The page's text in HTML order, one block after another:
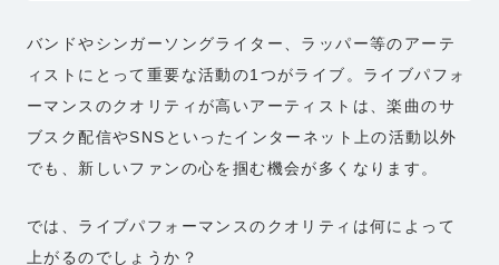
バンドやシンガーソングライター、ラッパー等のアーテ
ィストにとって重要な活動の1つがライブ。ライブパフォ
ーマンスのクオリティが高いアーティストは、楽曲のサ
ブスク配信やSNSといったインターネット上の活動以外
でも、新しいファンの心を掴む機会が多くなります。
では、ライブパフォーマンスのクオリティは何によって
上がるのでしょうか？